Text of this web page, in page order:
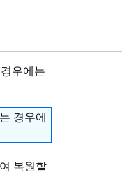
우에는
경우에
복원할